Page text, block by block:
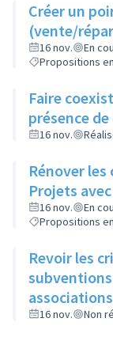
Créer un
(vente/
16 nov.
En
Propositions
Faire
présence
16 nov.
Rénover les
Projets
16 nov.
En
Propositions
Revoir les
16 nov. Non